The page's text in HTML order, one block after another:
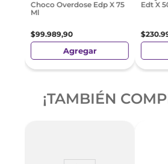
Choco Overdose Edp X 75
Ml
$99.989,90
Agregar
Edt X
$230.
¡TAMBIÉN